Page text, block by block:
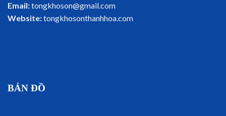
Email:tongkhoson@gmail.com
Website:tongkhosonthanhhoa.com
BẢN ĐỒ